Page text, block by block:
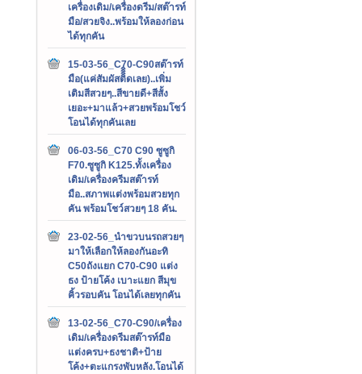
เครื่องเดิม/เครื่องดรีม/สต๊ารท์
มือ/สวยจิง..พร้อมให้ลองก่อน
ได้ทุกคัน
15-03-56_C70-C90สต๊ารท์
มือ(แค่สัมผัสติิิิดเลย)..เพิ่ม
เติมสีสวยๆ..สีขายดี+สีสั้ง
เยอะ+มาแล้ว+สวยพร้อมโชว์
โอนได้ทุกคันเลย
06-03-56_C70 C90 ซูซูกิ
F70.ซูซูกิ K125.ทั้งเครื่อง
เดิม/เครื่องครีมสต๊ารท์
มือ..สภาพแต่งพร้อมสวยทุก
คัน พร้อมโชว์สวยๆ 18 คัน.
23-02-56_นำขวบนรถสวยๆ
มาให้เลือกให้ลองกันอะทิ
C50ถังแยก C70-C90 แต่ง
ธง ป้ายโค้ง เบาะแยก สีมุข
คิ้วรอบคัน โอนได้เลยทุกคัน
13-02-56_C70-C90/เครื่อง
เดิม/เครื่องดรีมสต๊ารท์มือ
แต่งครบ+ธงชาติ+ป้าย
โค้ง+ตะแกรงพับหลัง.โอนได้